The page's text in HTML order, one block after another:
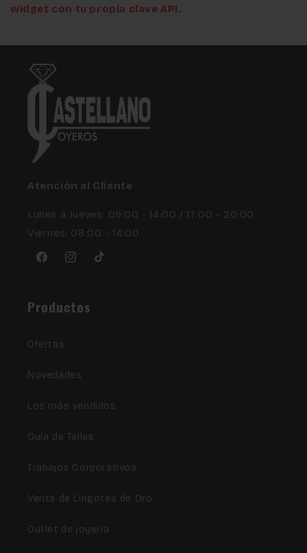
widget con tu propia clave API.
Atención al Cliente
Lunes a Jueves: 09:00 - 14:00 / 17:00 - 20:00
Viernes: 08:00 - 14:00
FacebookInstagram
TikTok
Productos
Ofertas
Novedades
Los más vendidos
Guía de Tallas
Trabajos Corporativos
Venta de Lingotes de Oro
Outlet de joyería